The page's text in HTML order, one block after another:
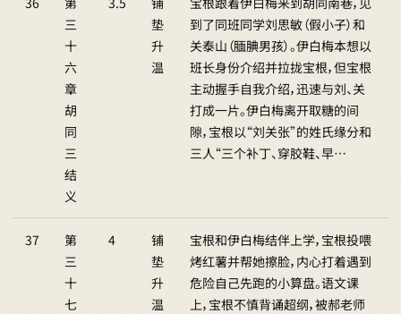
三
十
六
章
胡
同
三
结
义
垫
升
温
到了同班同学刘思敏（假小子）和
关泰山（腼腆男孩）。伊白梅本想以
班长身份介绍并拉拢宝根，但宝根
主动握手自我介绍，迅速与刘、关
打成一片。伊白梅离开取糖的间
隙，宝根以“刘关张”的姓氏缘分和
三人“三个补丁、穿胶鞋、早…
37
第
三
十
七
4
铺
垫
升
温
宝根和伊白梅结伴上学，宝根投喂
烤红薯并帮她擦脸，内心打着遇到
危险自己先跑的小算盘。语文课
上，宝根不慎背诵超纲，被郝老师